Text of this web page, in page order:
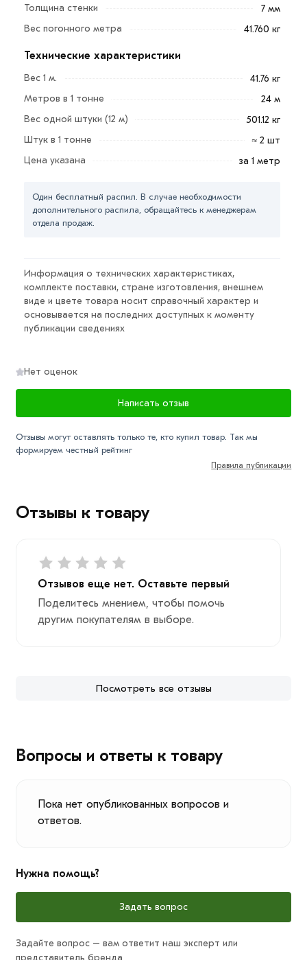
Условия доставки и цена на товар Труба профильная
действительн в Москве и области. Наши
профессиональные менеджеры обработают заказ и
свяжутся с Вами для согласования условий доставки
Данний товар от производителя сертифицирован,
соответствует всем стандартам качества. Возврат
Толщина стенки
7 мм
Вес погонного метра
41.760 кг
Технические характеристики
Вес 1 м.
41.76 кг
Метров в 1 тонне
24 м
Вес одной штуки (12 м)
501.12 кг
Штук в 1 тонне
≈ 2 шт
Цена указана
за 1 метр
Один бесплатный распил. В случае необходимости
дополнительного распила, обращайтесь к менеджерам
отдела продаж.
Информация о технических характеристиках,
комплекте поставки, стране изготовления, внешнем
виде и цвете товара носит справочный характер и
основывается на последних доступных к моменту
публикации сведениях
Отзывы к товару
Отзывов еще нет. Оставьте первый
Поделитесь мнением, чтобы помочь
другим покупателям в выборе.
Посмотреть все отзывы
Нет оценок
Написать отзыв
Отзывы могут оставлять только те, кто купил товар. Так мы
формируем честный рейтинг
Правила публикации
Вопросы и ответы к товару
Пока нет опубликованных вопросов и
ответов.
Нужна помощь?
Задать вопрос
Задайте вопрос – вам ответит наш эксперт или